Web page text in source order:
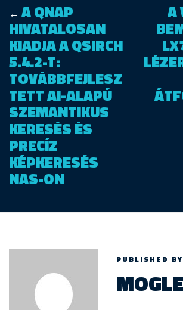
← A QNAP
HIVATALOSAN
KIADJA A QSIRCH
5.4.2-T:
TOVÁBBFEJLESZ
TETT AI-ALAPÚ
SZEMANTIKUS
KERESÉS ÉS
PRECÍZ
KÉPKERESÉS
NAS-ON
A
PUBLISHED BY